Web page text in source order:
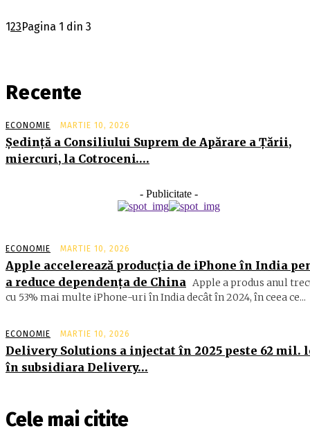
123Pagina 1 din 3
Recente
ECONOMIE MARTIE 10, 2026
Şedinţă a Consiliului Suprem de Apărare a Ţării,
miercuri, la Cotroceni….
- Publicitate -
ECONOMIE MARTIE 10, 2026
Apple accelerează producția de iPhone în India
a reduce dependența de China Apple a produs anul
cu 53% mai multe iPhone-uri în India decât în 2024, în ceea ce...
ECONOMIE MARTIE 10, 2026
Delivery Solutions a injectat în 2025 peste 62 mil.
în subsidiara Delivery…
Cele mai citite